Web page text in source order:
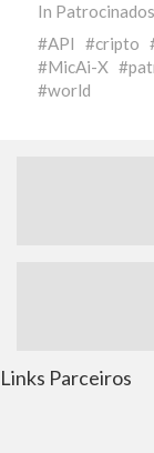
In Patrocinados
API
cripto
MicAi-X
world
Links Parceiros